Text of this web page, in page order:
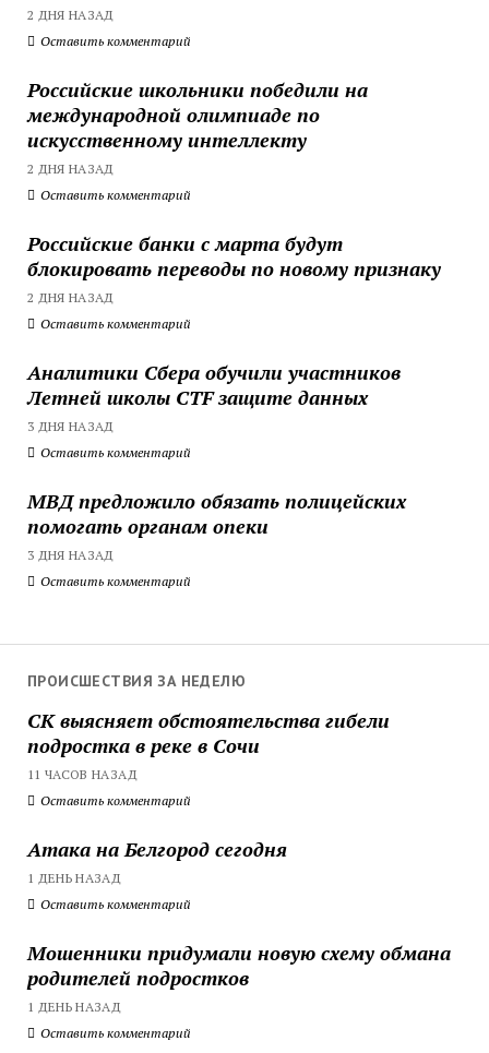
2 ДНЯ НАЗАД
Оставить комментарий
Российские школьники победили на
международной олимпиаде по
искусственному интеллекту
2 ДНЯ НАЗАД
Оставить комментарий
Российские банки с марта будут
блокировать переводы по новому признаку
2 ДНЯ НАЗАД
Оставить комментарий
Аналитики Сбера обучили участников
Летней школы CTF защите данных
3 ДНЯ НАЗАД
Оставить комментарий
МВД предложило обязать полицейских
помогать органам опеки
3 ДНЯ НАЗАД
Оставить комментарий
ПРОИСШЕСТВИЯ ЗА НЕДЕЛЮ
СК выясняет обстоятельства гибели
подростка в реке в Сочи
11 ЧАСОВ НАЗАД
Оставить комментарий
Атака на Белгород сегодня
1 ДЕНЬ НАЗАД
Оставить комментарий
Мошенники придумали новую схему обмана
родителей подростков
1 ДЕНЬ НАЗАД
Оставить комментарий